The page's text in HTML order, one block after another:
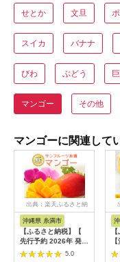
せとか 文旦
スイカ バナナ
びわ ぶどう
マンゴー その他
マンゴーに関連して
出典：楽天ふるさと納
税
沖縄県 糸満市
【ふるさと納税】【
先行予約 2026年 発送
】 沖縄県知事賞4度受
賞 サンフルーツ糸満
5.0